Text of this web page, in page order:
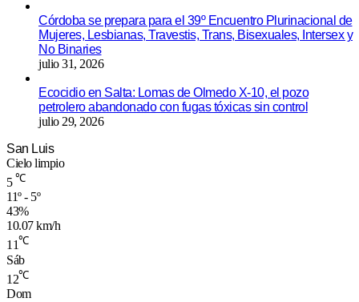
Córdoba se prepara para el 39º Encuentro Plurinacional de
Mujeres, Lesbianas, Travestis, Trans, Bisexuales, Intersex y
No Binaries
julio 31, 2026
Ecocidio en Salta: Lomas de Olmedo X-10, el pozo
petrolero abandonado con fugas tóxicas sin control
julio 29, 2026
San Luis
Cielo limpio
5 ℃
11º - 5º
43%
10.07 km/h
11℃
Sáb
12℃
Dom